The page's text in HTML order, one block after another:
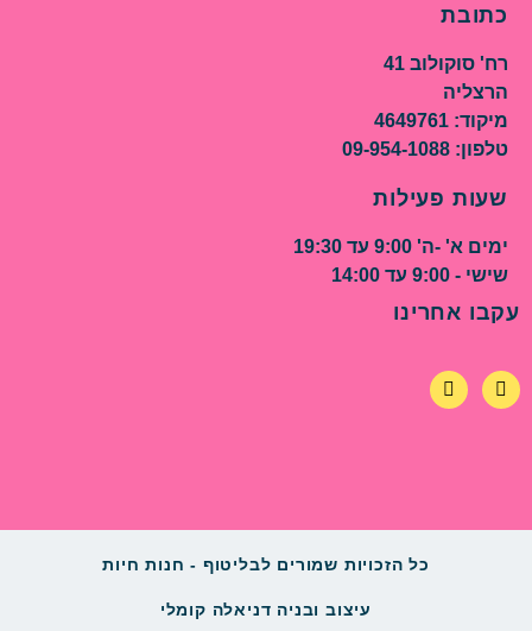
כתובת
רח' סוקולוב 41
הרצליה
מיקוד: 4649761
טלפון: 09-954-1088
שעות פעילות
ימים א' -ה' 9:00 עד 19:30
שישי - 9:00 עד 14:00
עקבו אחרינו
כל הזכויות שמורים לבליטוף - חנות חיות
עיצוב ובניה דניאלה קומלי